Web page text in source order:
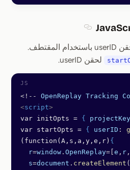
فيما يلي مثال على كيفية حقن userID باستخدام المقتطف.
لحقن userID.
<!-- OpenReplay Tracking
<script>
var initOpts = { projectKey
var startOpts = { userID :
(function(A,s,a,y,e,r) {
  r
=window . OpenReplay=[ e , r ,
  s
=document . createElement (